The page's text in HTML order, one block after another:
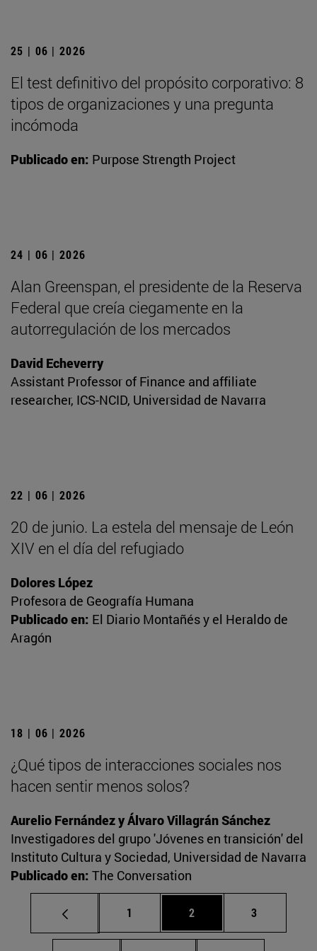
25 | 06 | 2026
El test definitivo del propósito corporativo: 8
tipos de organizaciones y una pregunta
incómoda
Publicado en: Purpose Strength Project
24 | 06 | 2026
Alan Greenspan, el presidente de la Reserva
Federal que creía ciegamente en la
autorregulación de los mercados
David Echeverry
Assistant Professor of Finance and affiliate
researcher, ICS-NCID, Universidad de Navarra
22 | 06 | 2026
20 de junio. La estela del mensaje de León
XIV en el día del refugiado
Dolores López
Profesora de Geografía Humana
Publicado en: El Diario Montañés y el Heraldo de
Aragón
18 | 06 | 2026
¿Qué tipos de interacciones sociales nos
hacen sentir menos solos?
Aurelio Fernández y Álvaro Villagrán Sánchez
Investigadores del grupo 'Jóvenes en transición' del
Instituto Cultura y Sociedad, Universidad de Navarra
Publicado en: The Conversation
Página
1 Página
2 Página
3